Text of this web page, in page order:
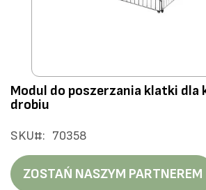
Przejdź
na
galerii
Modul do poszerzania klatki dla
drobiu
SKU 70358
ZOSTAŃ NASZYM PARTNEREM